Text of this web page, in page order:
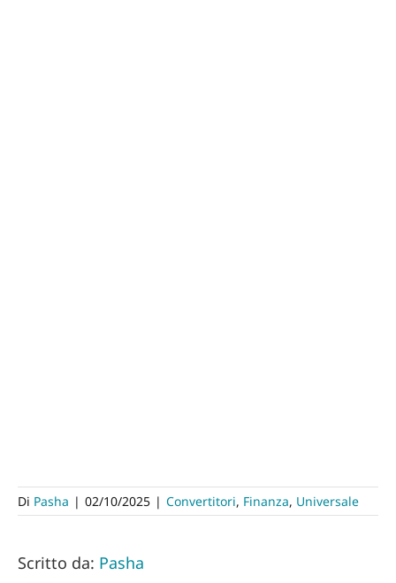
Di Pasha | 02/10/2025 | Convertitori, Finanza, Universale
Scritto da: Pasha